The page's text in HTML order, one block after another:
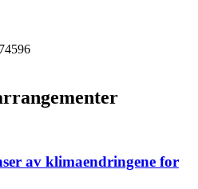
av klimaendringene for